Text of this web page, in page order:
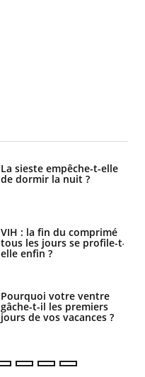
La sieste empêche-t-elle
de dormir la nuit ?
VIH : la fin du comprimé
tous les jours se profile-t-
elle enfin ?
Pourquoi votre ventre
gâche-t-il les premiers
jours de vos vacances ?